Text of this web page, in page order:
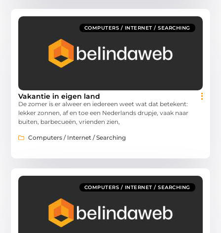
COMPUTERS / INTERNET / SEARCHING
Vakantie in eigen land
De zomer is er alweer en iedereen weet wat dat betekent:
lekker zonnen, af en toe een Nederlands drupje, vaak naar
buiten, barbecueën, vrienden zien,
Computers / Internet / Searching
COMPUTERS / INTERNET / SEARCHING